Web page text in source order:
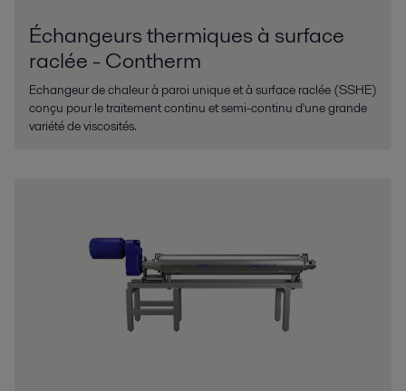
Échangeurs thermiques à surface
raclée - Contherm
Echangeur de chaleur à paroi unique et à surface raclée (SSHE)
conçu pour le traitement continu et semi-continu d'une grande
variété de viscosités.